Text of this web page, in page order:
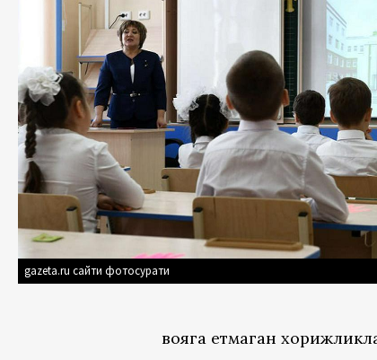
gazeta.ru сайти фотосурати
вояга етмаган